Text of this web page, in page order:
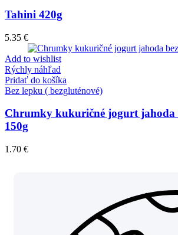
Tahini 420g
5.35 €
Add to wishlist
Rýchly náhľad
Pridať do košíka
Bez lepku ( bezgluténové)
Chrumky kukuričné jogurt jahoda
150g
1.70 €